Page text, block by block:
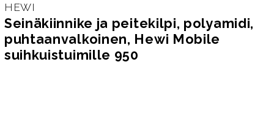
HEWI
Seinäkiinnike ja peitekilpi, polyamidi,
puhtaanvalkoinen, Hewi Mobile
suihkuistuimille 950